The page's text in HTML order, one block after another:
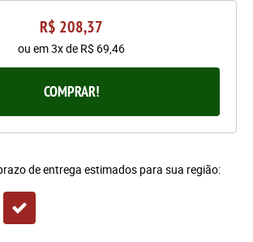
R$ 208,37
ou em3xde R$ 69,46
COMPRAR!
de entrega estimados para sua região: